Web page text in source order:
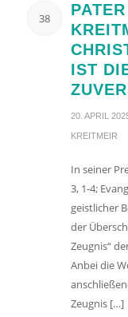
38
IST
20. APRIL
KREITMEIR
In seiner
3, 1-4;
geistlicher
der
Zeugnis“
Anbei die
Zeugnis […]